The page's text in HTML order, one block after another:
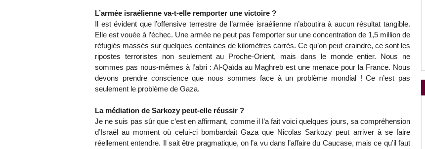
L’armée israélienne va-t-elle remporter une victoire ?
Il est évident que l’offensive terrestre de l’armée israélienne n’aboutira à aucun résultat tangible.
Elle est vouée à l’échec. Une armée ne peut pas l’emporter sur une concentration de 1,5 million de
réfugiés massés sur quelques centaines de kilomètres carrés. Ce qu’on peut craindre, ce sont les
ripostes terroristes non seulement au Proche-Orient, mais dans le monde entier. Nous ne
sommes pas nous-mêmes à l’abri : Al-Qaïda au Maghreb est une menace pour la France. Nous
devons prendre conscience que nous sommes face à un problème mondial ! Ce n’est pas
seulement le problème de Gaza.
La médiation de Sarkozy peut-elle réussir ?
Je ne suis pas sûr que c’est en affirmant, comme il l’a fait voici quelques jours, sa compréhension
d’Israël au moment où celui-ci bombardait Gaza que Nicolas Sarkozy peut arriver à se faire
réellement entendre. Il sait être pragmatique, on l’a vu dans l’affaire du Caucase, mais ce qu’il faut